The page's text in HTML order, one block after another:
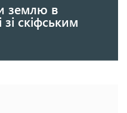
землю в
зі скіфським